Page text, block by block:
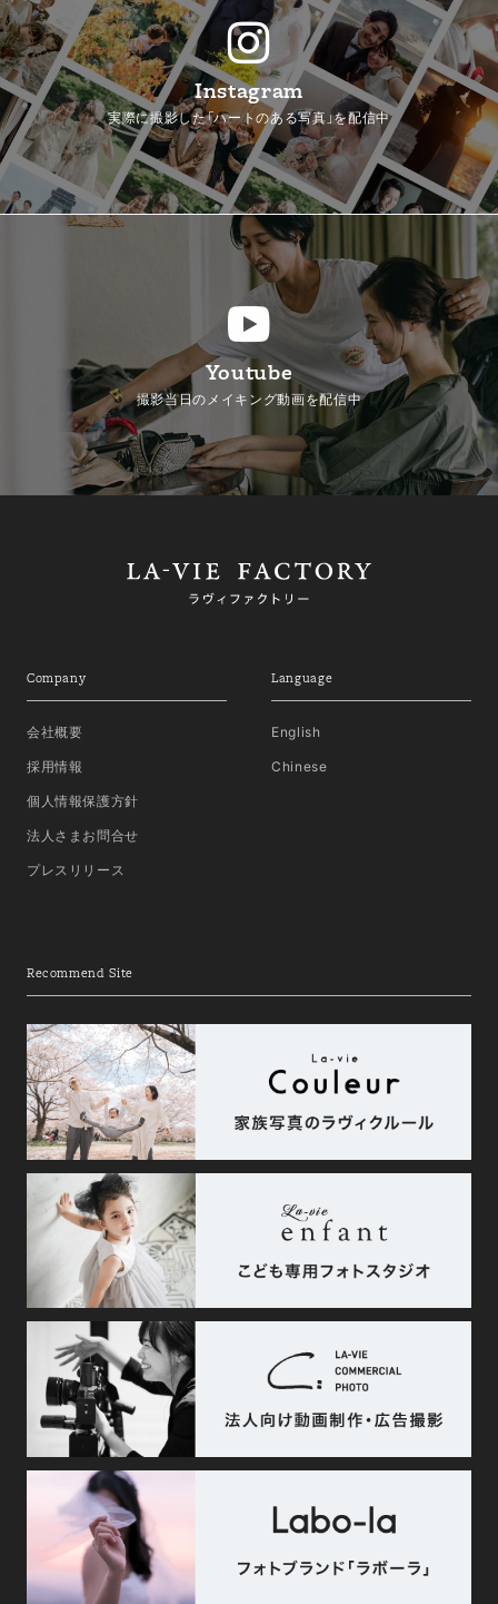
Instagram
実際に撮影した「ハートのある写真」を配信中
Youtube
撮影当日のメイキング動画を配信中
Company
会社概要
採用情報
個人情報保護方針
法人さまお問合せ
プレスリリース
Language
English
Chinese
Recommend Site